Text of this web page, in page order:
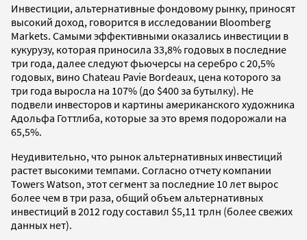
Инвестиции, альтернативные фондовому рынку, приносят
высокий доход, говорится в исследовании Bloomberg
Markets. Самыми эффективными оказались инвестиции в
кукурузу, которая приносила 33,8% годовых в последние
три года, далее следуют фьючерсы на серебро с 20,5%
годовых, вино Chateau Pavie Bordeaux, цена которого за
три года выросла на 107% (до $400 за бутылку). Не
подвели инвесторов и картины американского художника
Адольфа Готтлиба, которые за это время подорожали на
65,5%.
Неудивительно, что рынок альтернативных инвестиций
растет высокими темпами. Согласно отчету компании
Towers Watson, этот сегмент за последние 10 лет вырос
более чем в три раза, общий объем альтернативных
инвестиций в 2012 году составил $5,11 трлн (более свежих
данных нет).